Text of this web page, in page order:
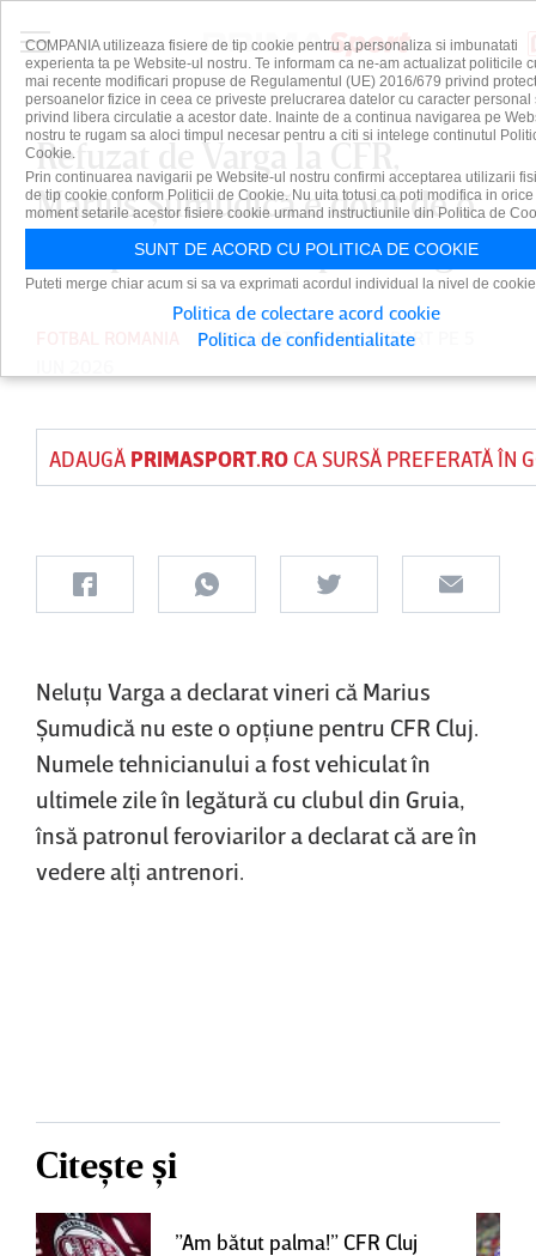
Refuzat de Varga la CFR,
Marius Şumudică e dorit de o
nou-promovată în prima ligă
PUBLICAT DEPRIMA SPORT
ADAUGĂ PRIMASPORT.ROCA SURSĂ PREFERATĂ ÎN
Neluţu Varga a declarat vineri că Marius
Şumudică nu este o opţiune pentru CFR Cluj.
Numele tehnicianului a fost vehiculat în
ultimele zile în legătură cu clubul din Gruia,
însă patronul feroviarilor a declarat că are în
vedere alţi antrenori.
Citește și
”Am bătut palma!” CFR Cluj
COMPANIA utilizeaza fisiere de tip cookie pentru a personaliza si imbunatati
experienta ta pe Website-ul nostru. Te informam ca ne-am actualizat politicile
mai recente modificari propuse de Regulamentul (UE) 2016/679 privind
persoanelor fizice in ceea ce priveste prelucrarea datelor cu caracter personal
privind libera circulatie a acestor date. Inainte de a continua navigarea pe
nostru te rugam sa aloci timpul necesar pentru a citi si intelege continutul
Cookie.
Prin continuarea navigarii pe Website-ul nostru confirmi acceptarea utilizarii
de tip cookie conform Politicii de Cookie. Nu uita totusi ca poti modifica in orice
moment setarile acestor fisiere cookie urmand instructiunile din Politica de
SUNT DE ACORD CU POLITICA DE COOKIE
Puteti merge chiar acum si sa va exprimati acordul individual la nivel de
Politica de colectare acord cookie
Politica de confidentialitate